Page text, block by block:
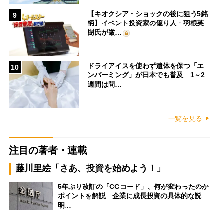
9
【キオクシア・ショックの後に狙う5銘
柄】イベント投資家の億り人・羽根英
樹氏が厳…
10
ドライアイスを使わず遺体を保つ「エ
ンバーミング」が日本でも普及 1～2
週間は問…
一覧を見る
注目の著者・連載
藤川里絵「さあ、投資を始めよう！」
5年ぶり改訂の「CGコード」、何が変わったのか
ポイントを解説 企業に成長投資の具体的な説
明…